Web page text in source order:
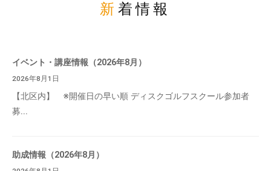
新着情報
イベント・講座情報（2026年8月）
2026年8月1日
【北区内】 ※開催日の早い順 ディスクゴルフスクール参加者
募...
助成情報（2026年8月）